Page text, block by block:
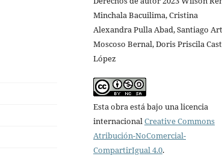
Minchala Bacuilima, Cristina
Alexandra Pulla Abad, Santiago
Moscoso Bernal, Doris Priscila
López
Esta obra está bajo una licencia
internacional Creative Commons
Atribución-NoComercial-
CompartirIgual 4.0.